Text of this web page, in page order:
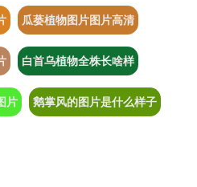
瓜蒌植物图片图片高清
白首乌植物全株长啥样
片 鹅掌风的图片是什么样子